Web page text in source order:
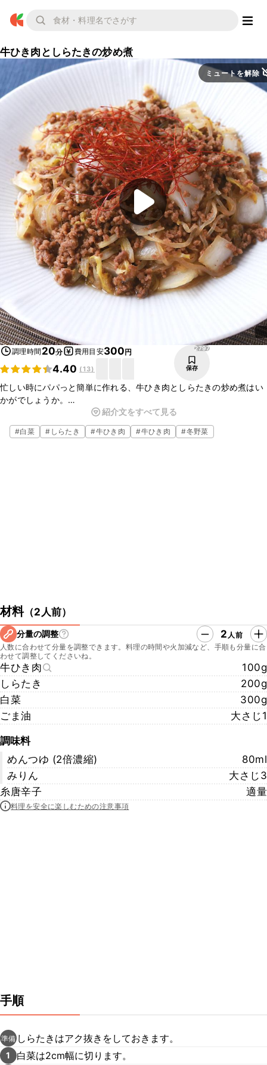
牛ひき肉としらたきの炒め煮
ミュートを解除
調理時間 20分 費用目安300円
4.40 (13)
2797
保存
忙しい時にパパっと簡単に作れる、牛ひき肉としらたきの炒め煮はい
かがでしょうか。
甘めの味付けの炒め煮は、ごはんがとても進みますよ。
ビールや日本酒のおつまみとしても、最適なので、是非作ってみてく
ださいね。
紹介文をすべて見る
#白菜 # しらたき #牛ひき肉 #牛ひき肉 #冬野菜
材料（2人前）
分量の調整 2 人前
人数に合わせて分量を調整できます。料理の時間や火加減など、手順も分量に合
わせて調整してくださいね。
牛ひき肉
100g
しらたき
200g
白菜
300g
ごま油
大さじ1
調味料
めんつゆ (2倍濃縮)
80ml
みりん
大さじ3
糸唐辛子
適量
料理を安全に楽しむための注意事項
手順
準備 しらたきはアク抜きをしておきます。
1 白菜は2cm幅に切ります。